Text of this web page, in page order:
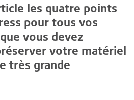
les quatre points
pour tous vos
vous devez
votre matériel
très grande